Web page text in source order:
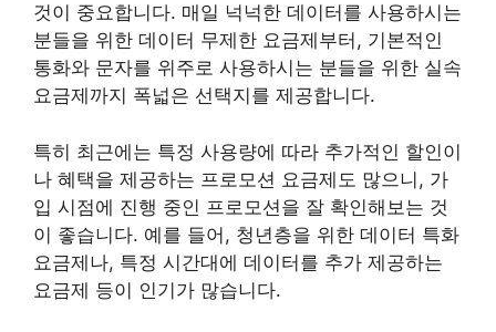
것이 중요합니다. 매일 넉넉한 데이터를 사용하시는
분들을 위한 데이터 무제한 요금제부터, 기본적인
통화와 문자를 위주로 사용하시는 분들을 위한 실속
요금제까지 폭넓은 선택지를 제공합니다.
특히 최근에는 특정 사용량에 따라 추가적인 할인이
나 혜택을 제공하는 프로모션 요금제도 많으니, 가
입 시점에 진행 중인 프로모션을 잘 확인해보는 것
이 좋습니다. 예를 들어, 청년층을 위한 데이터 특화
요금제나, 특정 시간대에 데이터를 추가 제공하는
요금제 등이 인기가 많습니다.